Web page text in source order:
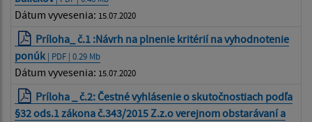
Dátum vyvesenia: 15.07.2020
Príloha_ č.1 :Návrh na plnenie kritérií na vyhodnotenie
ponúk| PDF | 0.29 Mb
Dátum vyvesenia: 15.07.2020
Príloha _ č.2: Čestné vyhlásenie o skutočnostiach podľa
§32 ods.1 zákona č.343/2015 Z.z.o verejnom obstarávaní a